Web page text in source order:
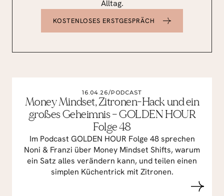
Alltag.
KOSTENLOSES ERSTGESPRÄCH
16.04.26/PODCAST
Money Mindset, Zitronen-Hack und ein
großes Geheimnis – GOLDEN HOUR
Folge 48
Im Podcast GOLDEN HOUR Folge 48 sprechen
Noni & Franzi über Money Mindset Shifts, warum
ein Satz alles verändern kann, und teilen einen
simplen Küchentrick mit Zitronen.